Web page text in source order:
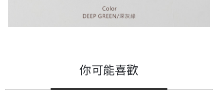
你可能喜歡